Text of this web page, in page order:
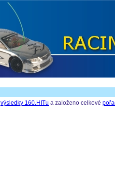
výsledky 160.HITu a založeno celkové